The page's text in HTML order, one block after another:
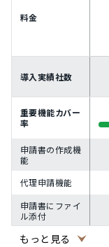
料金
導入実績社数
重要機能カバー
率
申請書の作成機
能
代理申請機能
申請書にファイ
ル添付
申請時の承認ル
もっと見る